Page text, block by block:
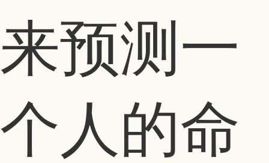
来预测一
个人的命